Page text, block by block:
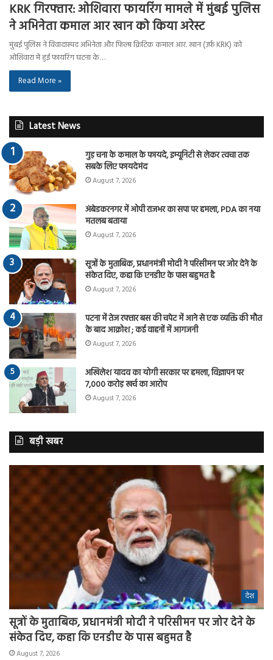
KRK गिरफ्तार: ओशिवारा फायरिंग मामले में मुंबई पुलिस
ने अभिनेता कमाल आर खान को किया अरेस्ट
मुंबई पुलिस ने विवादास्पद अभिनेता और फिल्म क्रिटिक कमाल आर. खान (उर्फ़ KRK) को
ओशिवारा में हुई फायरिंग घटना के…
Read More »
Latest News
गुड़ चना के कमाल के फायदे, इम्यूनिटी से लेकर त्वचा तक
सबके लिए फायदेमंद
August 7, 2026
अंबेडकरनगर में ओपी राजभर का सपा पर हमला, PDA का नया
मतलब बताया
August 7, 2026
सूत्रों के मुताबिक, प्रधानमंत्री मोदी ने परिसीमन पर जोर देने के
संकेत दिए, कहा कि एनडीए के पास बहुमत है
August 7, 2026
पटना में तेज रफ्तार बस की चपेट में आने से एक व्यक्ति की मौत
के बाद आक्रोश ; कई वाहनों में आगजनी
August 7, 2026
अखिलेश यादव का योगी सरकार पर हमला, विज्ञापन पर
7,000 करोड़ खर्च का आरोप
August 7, 2026
बड़ी खबर
देश
सूत्रों के मुताबिक, प्रधानमंत्री मोदी ने परिसीमन पर जोर देने के
संकेत दिए, कहा कि एनडीए के पास बहुमत है
August 7, 2026